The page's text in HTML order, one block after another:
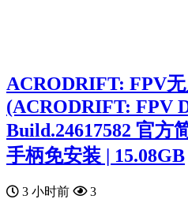
ACRODRIFT: FPV
(ACRODRIFT: FPV
Build.24617582 官方
手柄免安装 | 15.08GB
3 小时前 3